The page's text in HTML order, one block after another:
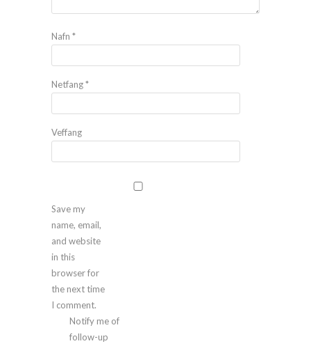
Nafn *
Netfang*
Veffang
Save my
name, email,
and website
in this
browser for
the next time
I comment.
Notify me of
follow-up